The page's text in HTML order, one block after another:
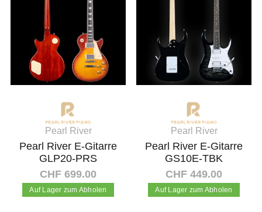
Pearl River
Pearl River E-Gitarre
GLP20-PRS
CHF 699.00
Auf Lager zum Abholen
Pearl River
Pearl River E-Gitarre
GS10E-TBK
CHF 449.00
Auf Lager zum Abholen